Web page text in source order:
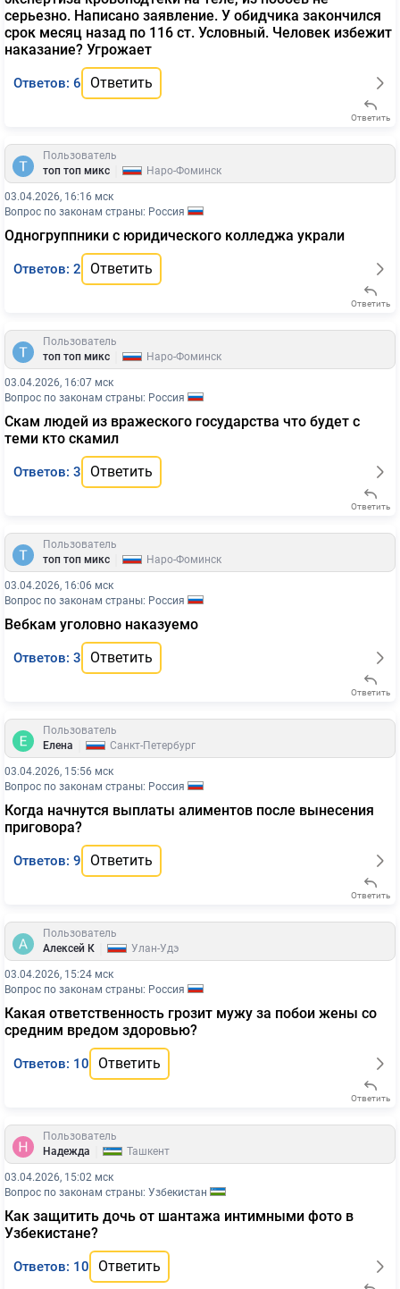
серьезно. Написано заявление. У обидчика закончился
срок месяц назад по 116 ст. Условный. Человек избежит
наказание? Угрожает
Ответов: 6 Ответить
Ответить
Пользователь
топ топ микс
Наро-Фоминск
03.04.2026, 16:16 мск
Вопрос по законам страны: Россия
Одногруппники с юридического колледжа украли
Ответов: 2 Ответить
Ответить
Пользователь
топ топ микс
Наро-Фоминск
03.04.2026, 16:07 мск
Вопрос по законам страны: Россия
Скам людей из вражеского государства что будет с
теми кто скамил
Ответов: 3 Ответить
Ответить
Пользователь
топ топ микс
Наро-Фоминск
03.04.2026, 16:06 мск
Вопрос по законам страны: Россия
Вебкам уголовно наказуемо
Ответов: 3 Ответить
Ответить
Пользователь
Елена
Санкт-Петербург
03.04.2026, 15:56 мск
Вопрос по законам страны: Россия
Когда начнутся выплаты алиментов после вынесения
приговора?
Ответов: 9 Ответить
Ответить
Пользователь
Алексей К
Улан-Удэ
03.04.2026, 15:24 мск
Вопрос по законам страны: Россия
Какая ответственность грозит мужу за побои жены со
средним вредом здоровью?
Ответов: 10 Ответить
Ответить
Пользователь
Надежда
Ташкент
03.04.2026, 15:02 мск
Вопрос по законам страны: Узбекистан
Как защитить дочь от шантажа интимными фото в
Узбекистане?
Ответов: 10 Ответить